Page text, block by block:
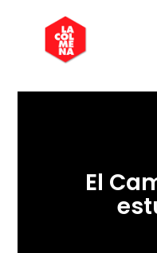
El